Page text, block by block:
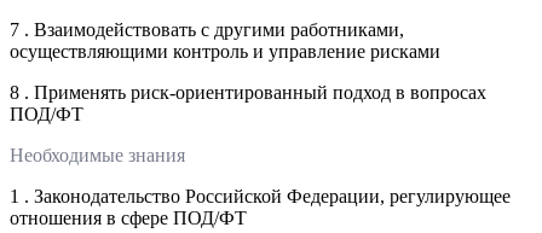
7 . Взаимодействовать с другими работниками,
осуществляющими контроль и управление рисками
8 . Применять риск-ориентированный подход в вопросах
ПОД/ФТ
Необходимые знания
1 . Законодательство Российской Федерации, регулирующее
отношения в сфере ПОД/ФТ